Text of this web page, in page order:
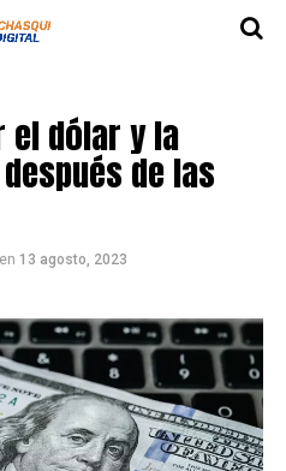
el dólar y la
de las
en 13 agosto, 2023